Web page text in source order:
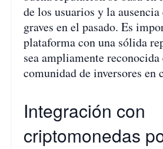
de los usuarios y la
graves en el pasado. Es
plataforma con una sólida
sea ampliamente reconocida
comunidad de inversores en
Integración con
criptomonedas